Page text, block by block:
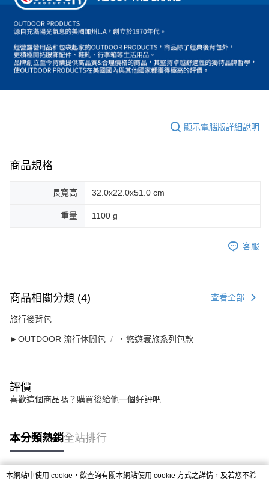
顯示電腦版詳細說明
商品規格
長寬高 32.0x22.0x51.0 cm
重量 1100 g
客服
商品相關分類 (4) 查看全部
旅行後背包
►OUTDOOR 流行休閒包 ．悠遊寰旅系列包款
評價
喜歡這個商品嗎？購買後給他一個好評吧
本分類熱銷全站排行
本網站中使用 cookie，欲查詢有關本網站使用 cookie 方式之詳情，及若您不希